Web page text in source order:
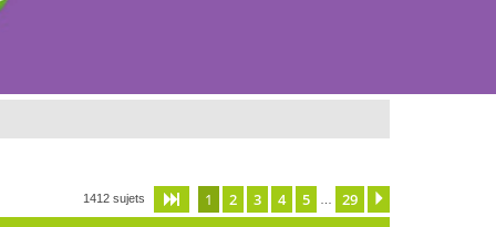
1412 sujets Page sur29
1 2 3 4 5 29